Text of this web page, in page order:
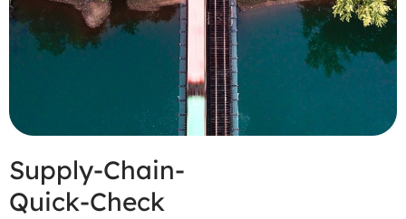
Supply-Chain-
Quick-Check